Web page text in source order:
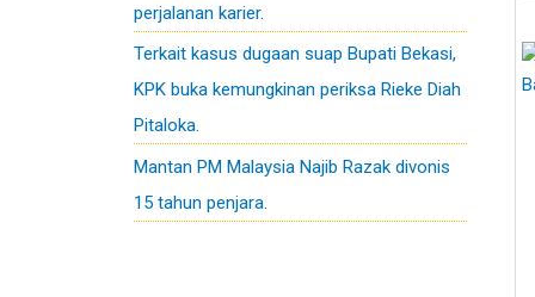
perjalanan karier.
Terkait kasus dugaan suap Bupati Bekasi,
KPK buka kemungkinan periksa Rieke Diah
Pitaloka.
Mantan PM Malaysia Najib Razak divonis
15 tahun penjara.